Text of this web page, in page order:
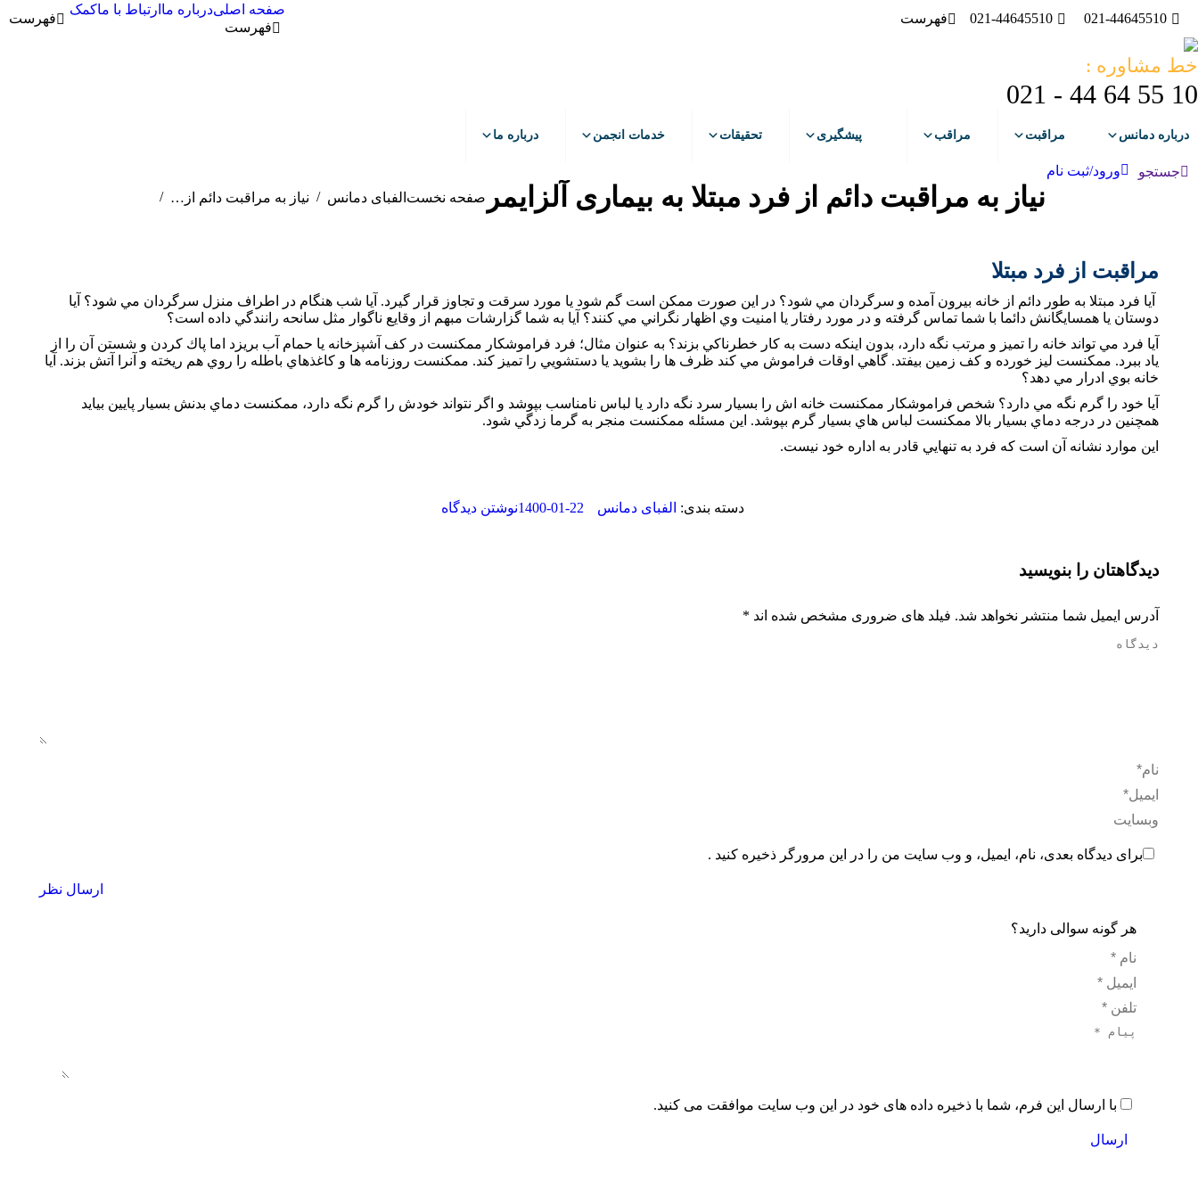
021-44645510
021-44645510 فهرست
صفحه اصلیدرباره ما ارتباط با ماکمک
فهرست
فهرست
خط مشاوره :
10 55 64 44 - 021
درباره دمانس مراقبت پیشگیری مراقب تحقیقات خدمات انجمن درباره ما
جستجو:
جستجو ورود/ثبت نام
نیاز به مراقبت دائم از فرد مبتلا به بیماری آلزایمر مکان شما:
صفحه نخست الفبای دمانس نیاز به مراقبت دائم از…
مراقبت از فرد مبتلا
آيا فرد مبتلا به طور دائم از خانه بيرون آمده و سرگردان مي شود؟ در اين صورت ممکن است گم شود يا مورد سرقت و تجاوز قرار گيرد. آيا شب هنگام در اطراف منزل سرگردان مي شود؟ آيا
دوستان يا همسايگانش دائما با شما تماس گرفته و در مورد رفتار يا امنيت وي اظهار نگراني مي كنند؟‌ آيا به شما گزارشات مبهم از وقايع ناگوار مثل سانحه رانندگي داده است؟
آيا فرد مي تواند خانه را تميز و مرتب نگه دارد، بدون اينكه دست به كار خطرناكي بزند؟ به عنوان مثال؛ فرد فراموشكار ممكنست در كف آشپزخانه يا حمام آب بريزد اما پاك كردن و شستن آن را از
ياد ببرد. ممكنست ليز خورده و كف زمين بيفتد. گاهي اوقات فراموش مي كند ظرف ها را بشويد يا دستشويي را تميز كند. ممكنست روزنامه ها و كاغذهاي باطله را روي هم ريخته و آنرا آتش بزند. آيا
خانه بوي ادرار مي دهد؟
آيا خود را گرم نگه مي دارد؟‌ شخص فراموشكار ممكنست خانه اش را بسيار سرد نگه دارد يا لباس نامناسب بپوشد و اگر نتواند خودش را گرم نگه دارد، ممكنست دماي بدنش بسيار پايين بيايد
همچنين در درجه دماي بسيار بالا ممكنست لباس هاي بسيار گرم بپوشد. اين مسئله ممكنست منجر به گرما زدگي شود.
اين موارد نشانه آن است كه فرد به تنهايي قادر به اداره خود نيست.
دسته بندی: الفبای دمانس 1400-01-22نوشتن دیدگاه
دیدگاهتان را بنویسید
آدرس ایمیل شما منتشر نخواهد شد. فیلد های ضروری مشخص شده اند *
دیدگاه
نام *
ایمیل *
وبسایت
برای دیدگاه بعدی، نام، ایمیل، و وب سایت من را در این مرورگر ذخیره کنید .
ارسال نظر
هر گونه سوالی دارید؟
نام *
ایمیل *
تلفن *
پیام *
با ارسال این فرم، شما با ذخیره داده های خود در این وب سایت موافقت می کنید.
ارسال
درباره دمانس مراقبت ورود/ثبت نام